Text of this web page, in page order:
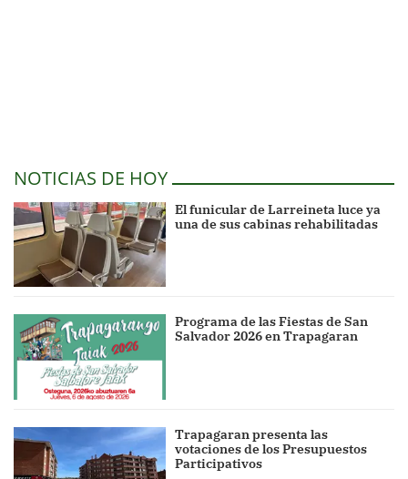
NOTICIAS DE HOY
El funicular de Larreineta luce ya
una de sus cabinas rehabilitadas
Programa de las Fiestas de San
Salvador 2026 en Trapagaran
Trapagaran presenta las
votaciones de los Presupuestos
Participativos